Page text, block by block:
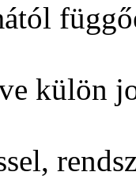
külön